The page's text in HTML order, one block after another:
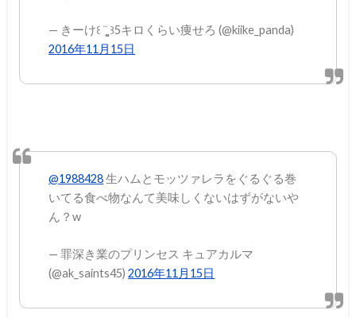
— きーけ꒰ ¨̮͚ ꒱5キロくらい痩せろ (@kiike_panda)
2016年11月15日
@1988428生ハムとモッツァレラをぐるぐる巻
いてる食べ物なんて美味しくないはずがないや
ん？w
— 罪深き業のプリンセス キュアカルマ
(@ak_saints45)2016年11月15日